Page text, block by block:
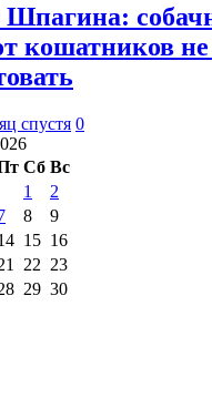
Шпагина:
кошатников не
спустя 0
Сб Вс
1
2
8
9
15 16
22 23
29 30